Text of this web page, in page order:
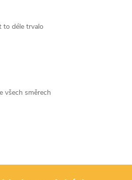
to déle trvalo
všech směrech